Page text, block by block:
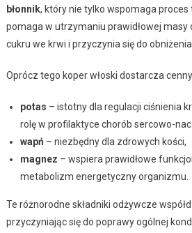
błonnik, który nie tylko wspomaga proces
pomaga w utrzymaniu prawidłowej masy
cukru we krwi i przyczynia się do
Oprócz tego koper włoski dostarcza
potas – istotny dla regulacji ciśnienia
rolę w profilaktyce chorób sercowo-
wapń – niezbędny dla zdrowych kości,
magnez – wspiera prawidłowe
metabolizm energetyczny organizmu.
Te różnorodne składniki odżywcze
przyczyniając się do poprawy ogólnej